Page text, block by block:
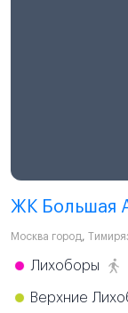
ЖК Большая
Москва город,
Лихоборы
Верхние